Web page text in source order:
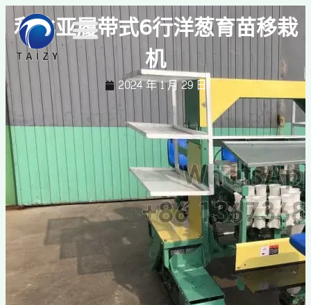
利比亚履带式6行洋葱育苗移栽
机
2024 年 1 月 29 日